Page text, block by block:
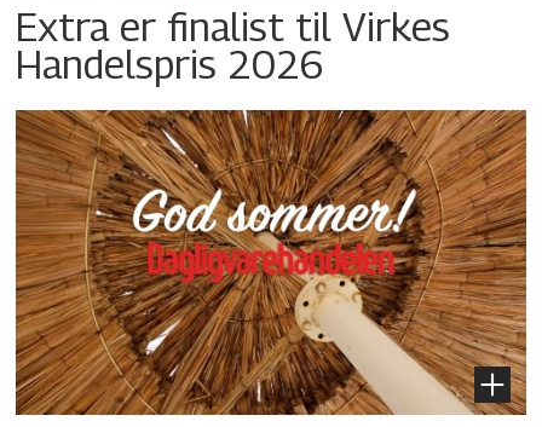
Extra er finalist til Virkes
Handelspris 2026